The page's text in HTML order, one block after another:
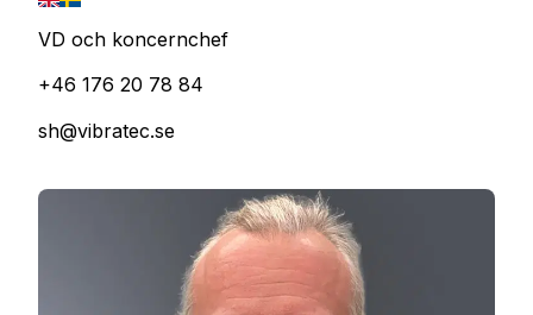
VD och koncernchef
+46 176 20 78 84
sh@vibratec.se